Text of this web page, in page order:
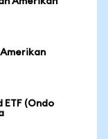
ETF (Ondo